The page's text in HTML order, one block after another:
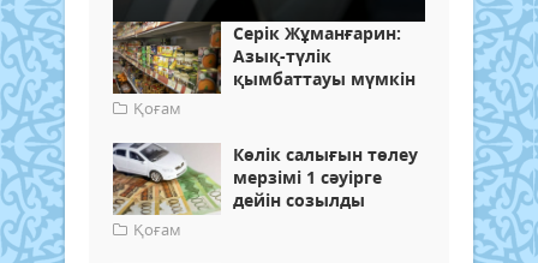
Серік Жұманғарин:
Азық-түлік
қымбаттауы мүмкін
Қоғам
Көлік салығын төлеу
мерзімі 1 сәуірге
дейін созылды
Қоғам